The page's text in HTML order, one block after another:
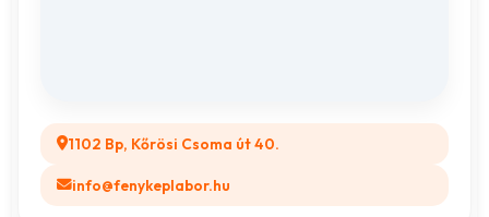
1102 Bp, Kőrösi Csoma út 40.
info@fenykeplabor.hu